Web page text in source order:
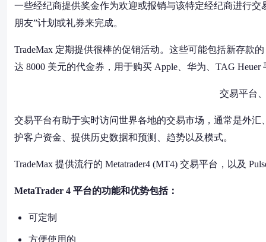
一些经纪商提供奖金作为欢迎或报销与该特定经纪商进行
朋友”计划或礼券来完成。
TradeMax 定期提供很棒的促销活动。这些可能包括新存款
达 8000 美元的代金券，用于购买 Apple、华为、TAG Heuer
交易平台
交易平台有助于实时访问世界各地的交易市场，通常是外汇
护客户资金、提供历史数据和预测、趋势以及模式。
TradeMax 提供流行的 Metatrader4 (MT4) 交易平台，以及
MetaTrader 4 平台的功能和优势包括：
可定制
方便使用的